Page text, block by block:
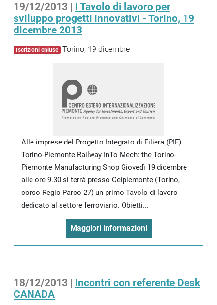
19/12/2013 | I Tavolo di lavoro per
sviluppo progetti innovativi - Torino, 19
dicembre 2013
Iscrizioni chiuse Torino, 19 dicembre
Alle imprese del Progetto Integrato di Filiera (PIF)
Torino-Piemonte Railway InTo Mech: the Torino-
Piemonte Manufacturing Shop Giovedì 19 dicembre
alle ore 9.30 si terrà presso Ceipiemonte (Torino,
corso Regio Parco 27) un primo Tavolo di lavoro
dedicato al settore ferroviario. Obietti...
Maggiori informazioni
18/12/2013 | Incontri con referente Desk
CANADA